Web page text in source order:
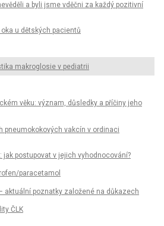
a byli jsme vděčni za každý pozitivní
u dětských pacientů
makroglosie v pediatrii
věku: význam, důsledky a příčiny jeho
pneumokokových vakcín v ordinaci
jak postupovat v jejich vyhodnocování?
paracetamol
aktuální poznatky založené na důkazech
ČLK